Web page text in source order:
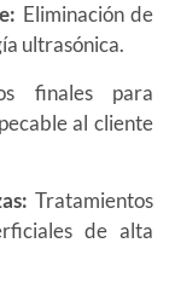
Eliminación de
ultrasónica.
finales para
al cliente
Tratamientos
de alta